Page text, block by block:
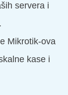
servera i
Mikrotik-ova
kase i